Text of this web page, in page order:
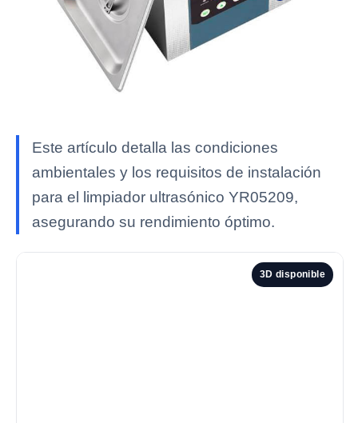
Este artículo detalla las condiciones
ambientales y los requisitos de instalación
para el limpiador ultrasónico YR05209,
asegurando su rendimiento óptimo.
3D disponible